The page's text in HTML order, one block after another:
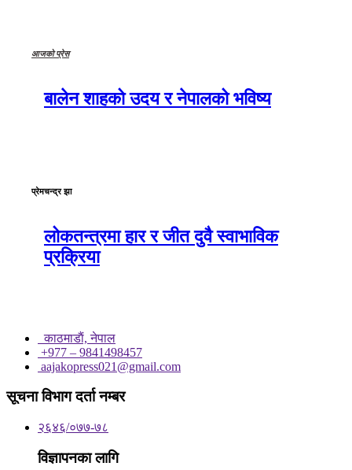
आजको प्रेस
बालेन शाहको उदय र नेपालको भविष्य
प्रेमचन्द्र झा
लोकतन्त्रमा हार र जीत दुवै स्वाभाविक
प्रक्रिया
काठमाडाैं, नेपाल
+977 – 9841498457
aajakopress021@gmail.com
सूचना विभाग दर्ता नम्बर
२६४६/०७७-७८
विज्ञापनका लागि